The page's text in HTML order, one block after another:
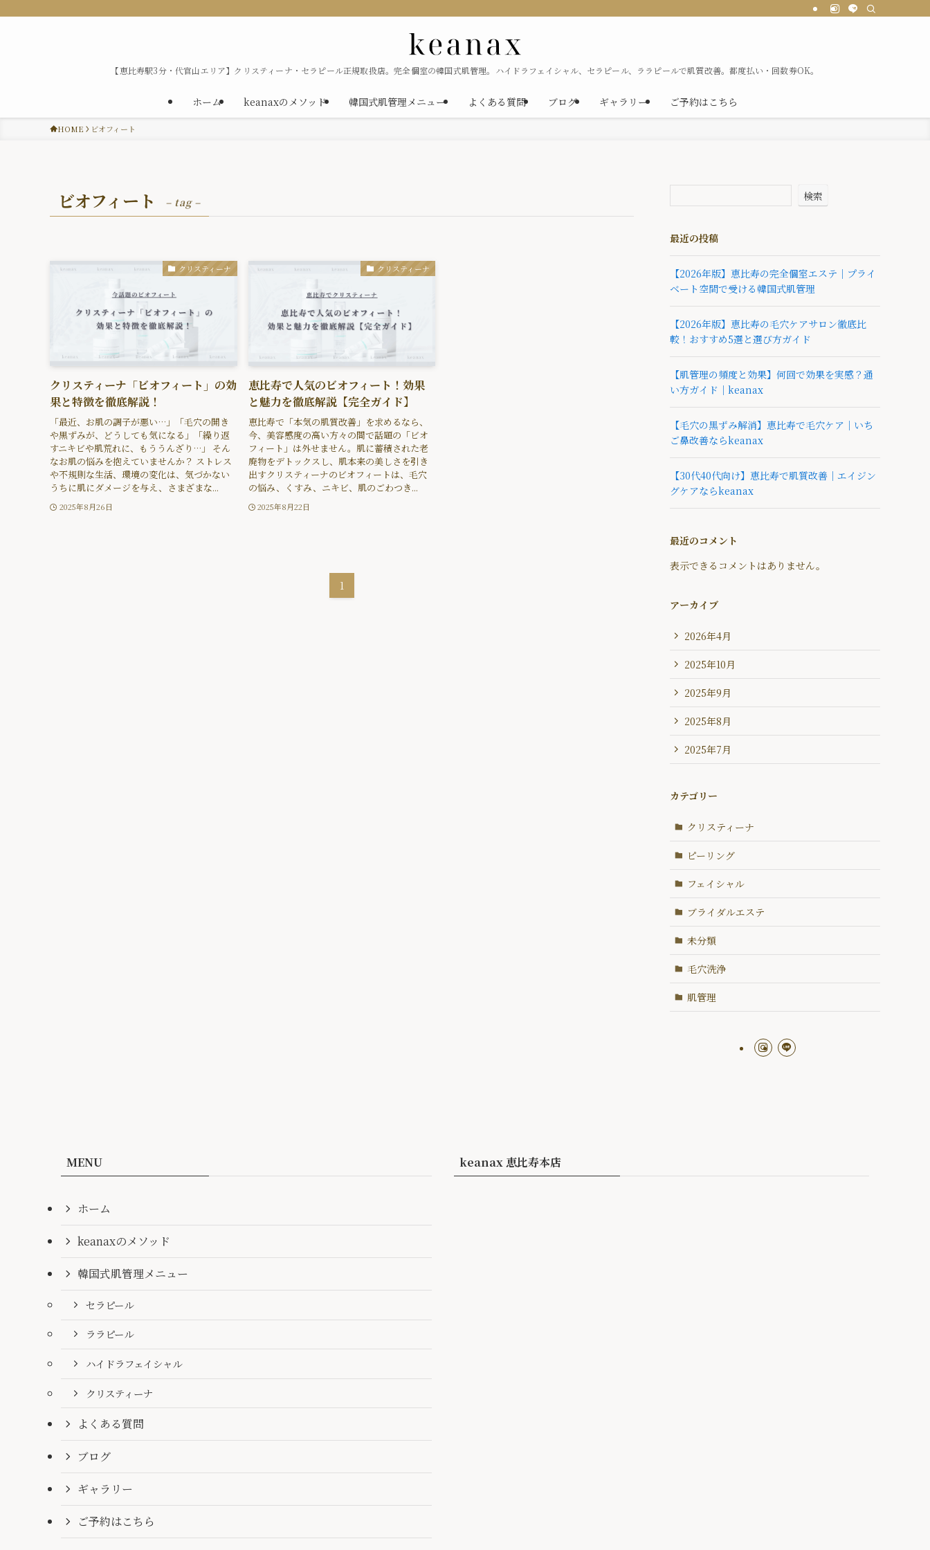
【恵比寿駅3分・代官山エリア】クリスティーナ・セラピール正規取扱店。完全個室の韓国式肌管理。ハイドラフェイシャル、セラピール、ララピールで肌質改善。都度払い・回数券OK。
ホーム keanaxのメソッド 韓国式肌管理メニュー よくある質問 ブログ ギャラリー ご予約はこちら
HOME ビオフィート
ビオフィート – tag –
クリスティーナ
クリスティーナ「ビオフィート」の効
果と特徴を徹底解説！
「最近、お肌の調子が悪い…」「毛穴の開き
や黒ずみが、どうしても気になる」「繰り返
すニキビや肌荒れに、もううんざり…」 そん
なお肌の悩みを抱えていませんか？ ストレス
や不規則な生活、環境の変化は、気づかない
うちに肌にダメージを与え、さまざまな...
2025年8月26日
クリスティーナ
恵比寿で人気のビオフィート！効果
と魅力を徹底解説【完全ガイド】
恵比寿で「本気の肌質改善」を求めるなら、
今、美容感度の高い方々の間で話題の「ビオ
フィート」は外せません。肌に蓄積された老
廃物をデトックスし、肌本来の美しさを引き
出すクリスティーナのビオフィートは、毛穴
の悩み、くすみ、ニキビ、肌のごわつき...
2025年8月22日
1
検索
最近の投稿
【2026年版】恵比寿の完全個室エステ｜プライ
ベート空間で受ける韓国式肌管理
【2026年版】恵比寿の毛穴ケアサロン徹底比
較！おすすめ5選と選び方ガイド
【肌管理の頻度と効果】何回で効果を実感？通
い方ガイド｜keanax
【毛穴の黒ずみ解消】恵比寿で毛穴ケア｜いち
ご鼻改善ならkeanax
【30代40代向け】恵比寿で肌質改善｜エイジン
グケアならkeanax
最近のコメント
表示できるコメントはありません。
アーカイブ
2026年4月
2025年10月
2025年9月
2025年8月
2025年7月
カテゴリー
クリスティーナ
ピーリング
フェイシャル
ブライダルエステ
未分類
毛穴洗浄
肌管理
MENU
ホーム
keanaxのメソッド
韓国式肌管理メニュー
セラピール
ララピール
ハイドラフェイシャル
クリスティーナ
よくある質問
ブログ
ギャラリー
ご予約はこちら
keanax 恵比寿本店